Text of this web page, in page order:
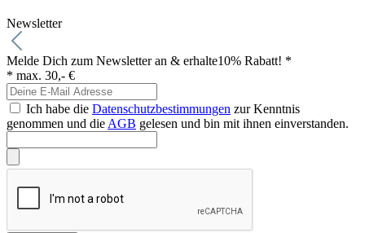
Newsletter
Melde Dich zum Newsletter an & erhalte10% Rabatt! *
* max. 30,- €
Ich habe die Datenschutzbestimmungen zur Kenntnis
genommen und die AGB gelesen und bin mit ihnen einverstanden.